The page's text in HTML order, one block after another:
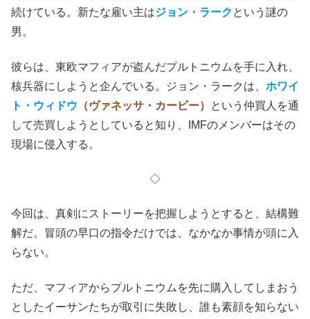
続けている。新たな雇い主はジョン・ラーク という謎の
男。
彼らは、東欧マフィアが盗んだプルトニウムを手に入れ、
核兵器にしようと企んでいる。ジョン・ラークは、 ホワイ
ト・ウィドウ （ヴァネッサ・カービー）
という仲買人を通
して売買しようとしていると知り、IMFのメンバーはその
現場に侵入する。
◇
今回は、真剣にストーリーを把握しようとすると、結構難
解だ。冒頭の早口の指令だけでは、なかなか事情が頭に入
らない。
ただ、マフィアからプルトニウムを先に購入してしまおう
としたイーサンたちが取引に失敗し、誰も素顔を知らない